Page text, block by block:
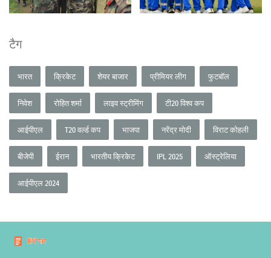
टैग
भारत क्रिकेट शेयर बाजार प्रीमियर लीग फुटबॉल
निवेश रोहित शर्मा लाइव स्ट्रीमिंग टी20 विश्व कप
आईपीएल T20 वर्ल्ड कप भाजपा नरेंद्र मोदी विराट कोहली
बीजेपी ईरान भारतीय क्रिकेट IPL 2025 ऑस्ट्रेलिया
आईपीएल 2024